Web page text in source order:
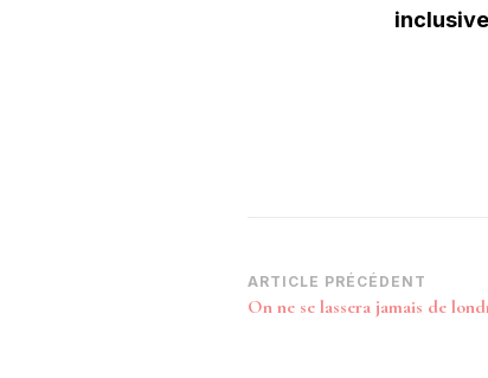
Navigation
d’article
ARTICLE PRÉCÉDENT
On ne se lassera jamais de